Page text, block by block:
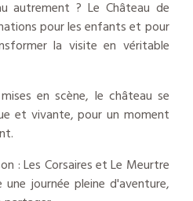
autrement ? Le Château de
pour les enfants et pour
la visite en véritable
en scène, le château se
et vivante, pour un moment
: Les Corsaires et Le Meurtre
journée pleine d'aventure,